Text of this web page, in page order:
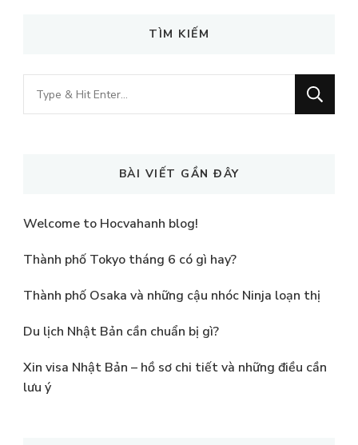
TÌM KIẾM
Looking
for
BÀI VIẾT GẦN ĐÂY
Welcome to Hocvahanh blog!
Thành phố Tokyo tháng 6 có gì hay?
Thành phố Osaka và những cậu nhóc Ninja loạn thị
Du lịch Nhật Bản cần chuẩn bị gì?
Xin visa Nhật Bản – hồ sơ chi tiết và những điều cần
lưu ý